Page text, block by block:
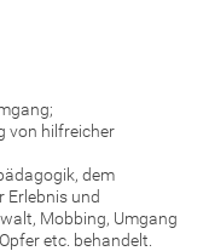
von hilfreicher
dem
Erlebnis und
Mobbing, Umgang
etc. behandelt.